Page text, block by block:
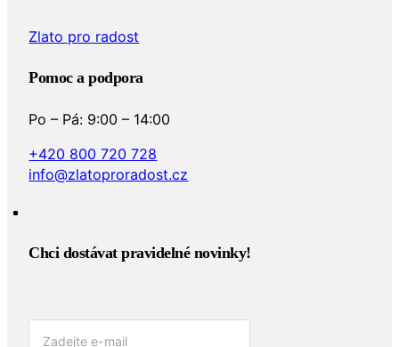
Zlato pro radost
Pomoc a podpora
Po – Pá: 9:00 – 14:00
+420 800 720 728
info@zlatoproradost.cz
Chci dostávat pravidelné novinky!​